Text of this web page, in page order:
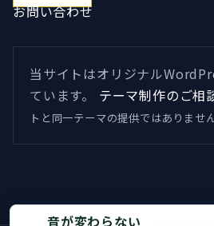
お問い合わせ
当サイトはオリジナル
ています。
テーマ制作のご相
トと同一テーマの提供ではありませ
音が変わらない